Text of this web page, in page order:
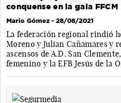
conquense en la gala FFCM
Mario Gómez - 28/08/2021
La federación regional rindió
Moreno y Julían Cañamares y
ascensos de A.D. San
femenino y la EFB Jesús de la